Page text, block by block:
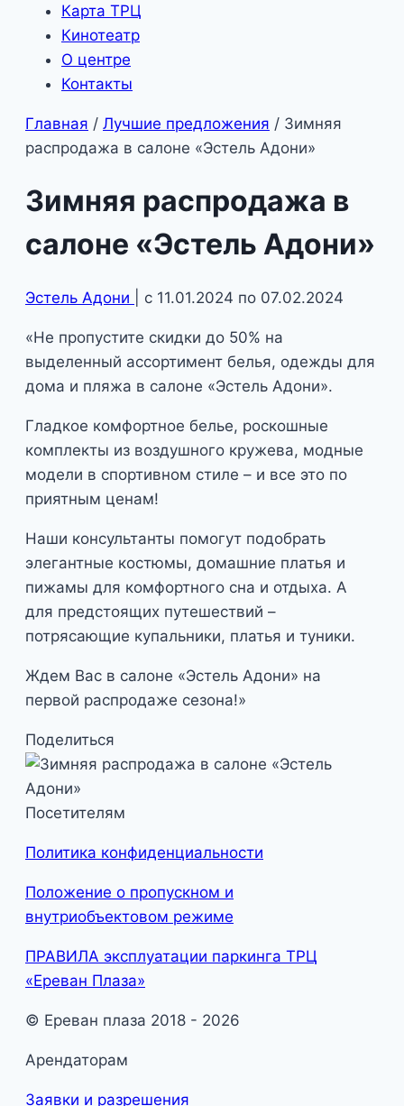
Карта ТРЦ
Кинотеатр
О центре
Контакты
Главная / Лучшие предложения / Зимняя
распродажа в салоне «Эстель Адони»
Зимняя распродажа в
салоне «Эстель Адони»
Эстель Адони | с 11.01.2024 по 07.02.2024
«Не пропустите скидки до 50% на
выделенный ассортимент белья, одежды для
дома и пляжа в салоне «Эстель Адони».
Гладкое комфортное белье, роскошные
комплекты из воздушного кружева, модные
модели в спортивном стиле – и все это по
приятным ценам!
Наши консультанты помогут подобрать
элегантные костюмы, домашние платья и
пижамы для комфортного сна и отдыха. А
для предстоящих путешествий –
потрясающие купальники, платья и туники.
Ждем Вас в салоне «Эстель Адони» на
первой распродаже сезона!»
Поделиться
Посетителям
Политика конфиденциальности
Положение о пропускном и
внутриобъектовом режиме
ПРАВИЛА эксплуатации паркинга ТРЦ
«Ереван Плаза»
© Ереван плаза 2018 - 2026
Арендаторам
Заявки и разрешения